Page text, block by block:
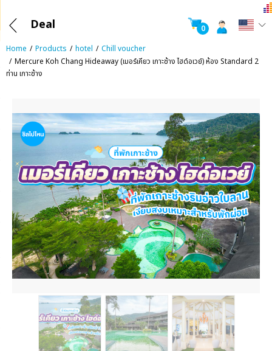
Deal
0
Home
Products hotel
Chill voucher
Mercure Koh Chang Hideaway (เมอร์เคียว เกาะช้าง ไฮด์อเวย์) ห้อง Standard 2
ท่าน เกาะช้าง